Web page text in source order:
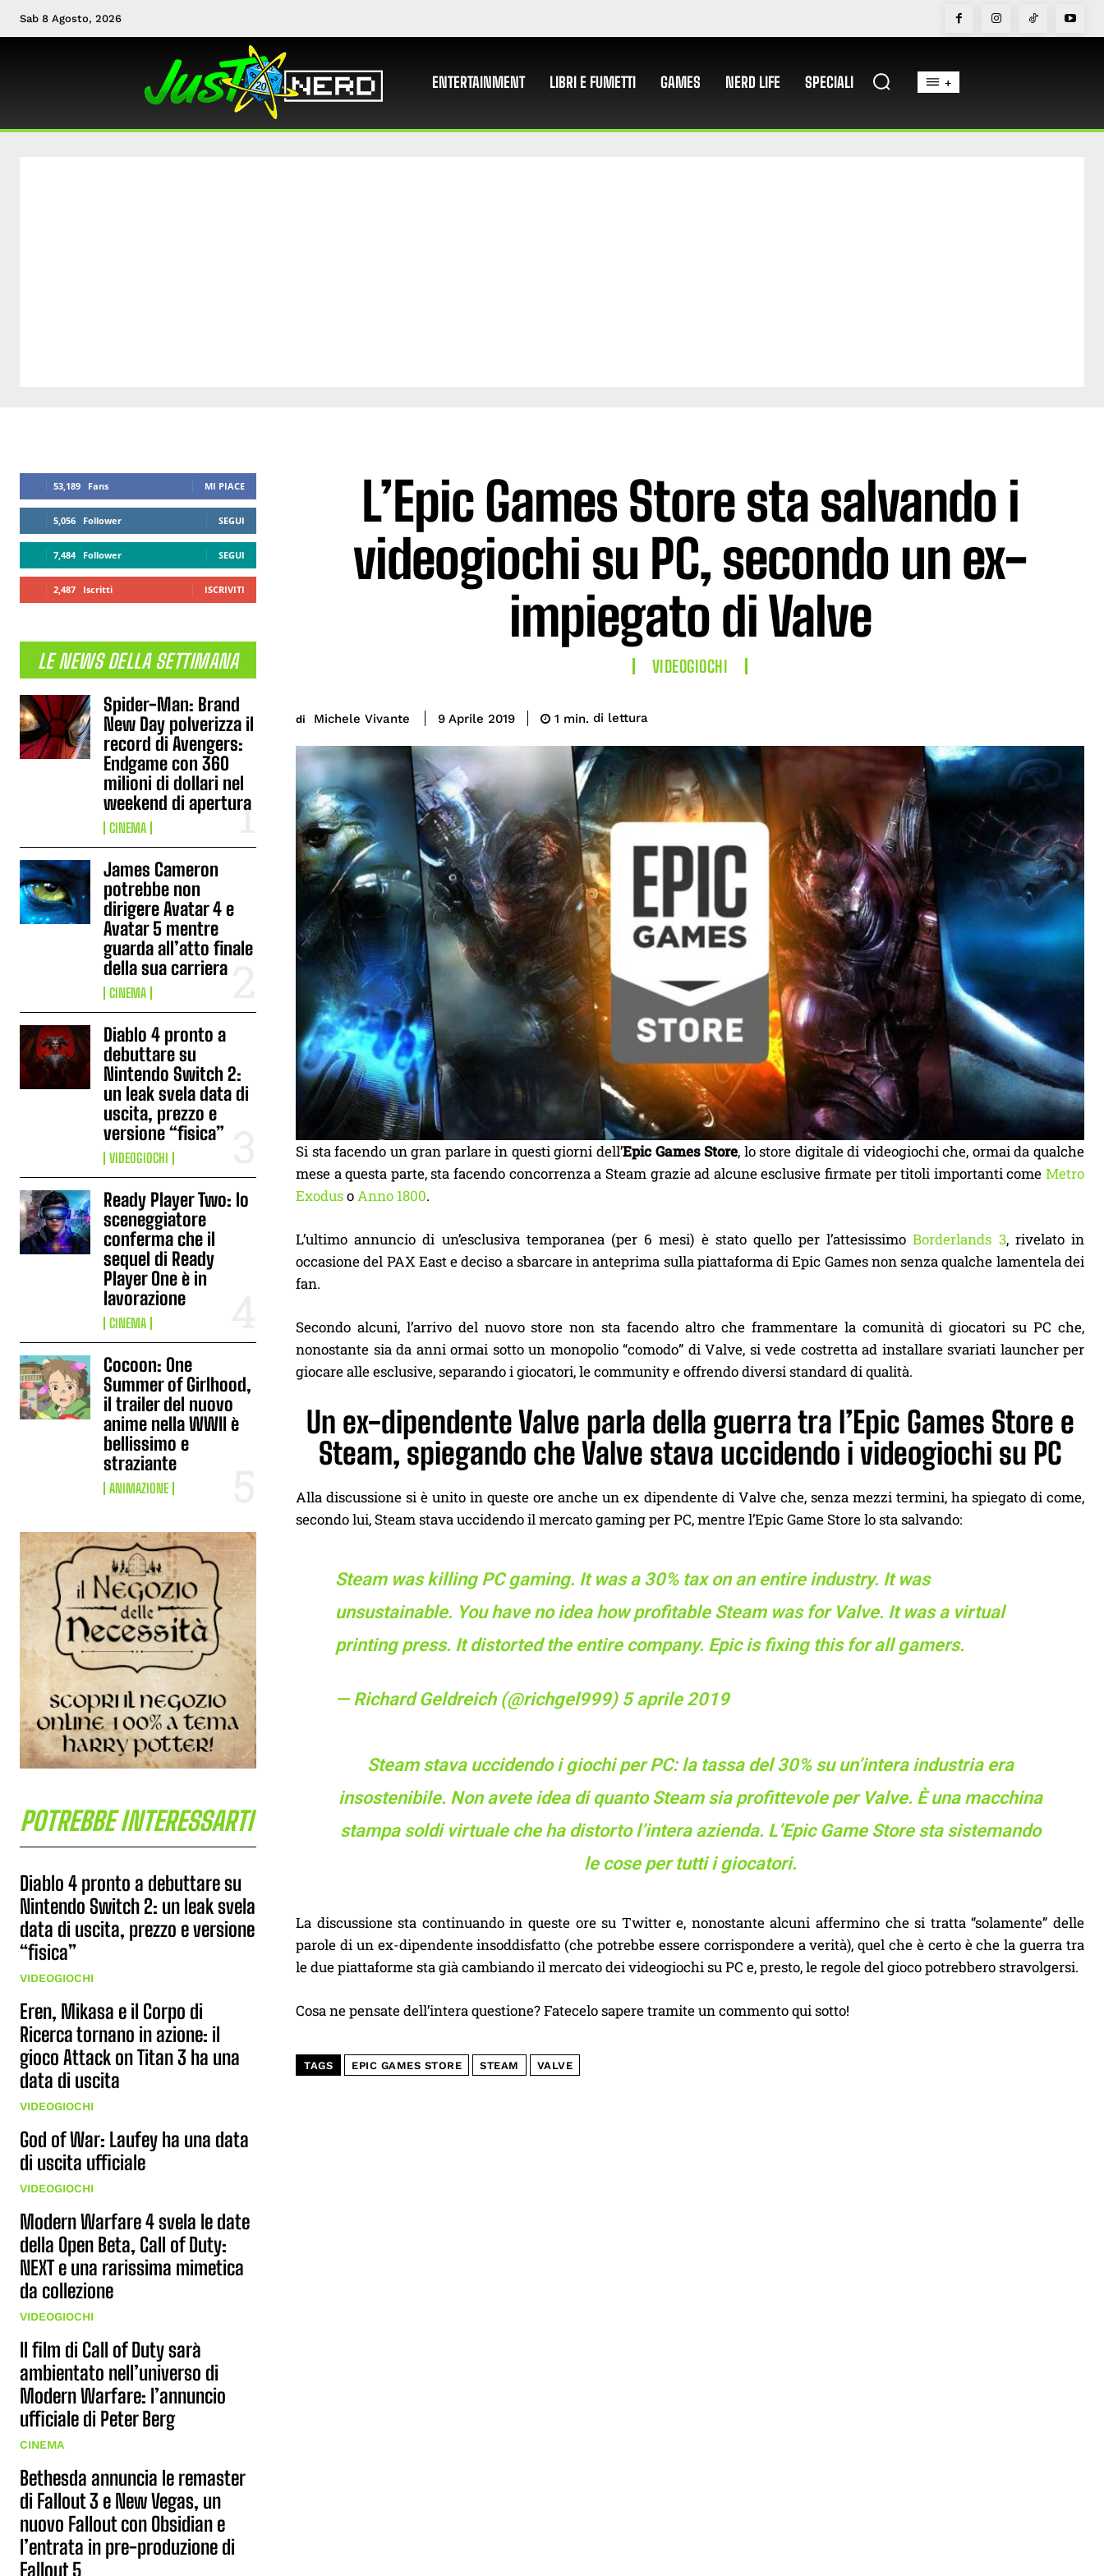
Sab 8 Agosto, 2026
ENTERTAINMENT LIBRI E FUMETTI GAMES NERD LIFE SPECIALI +
53,189 Fans MI PIACE
5,056 Follower SEGUI
7,484 Follower SEGUI
2,487 Iscritti ISCRIVITI
LE NEWS DELLA SETTIMANA
Spider-Man: Brand
New Day polverizza il
record di Avengers:
Endgame con 360
milioni di dollari nel
weekend di apertura
CINEMA
James Cameron
potrebbe non
dirigere Avatar 4 e
Avatar 5 mentre
guarda all’atto finale
della sua carriera
CINEMA
Diablo 4 pronto a
debuttare su
Nintendo Switch 2:
un leak svela data di
uscita, prezzo e
versione “fisica”
VIDEOGIOCHI
Ready Player Two: lo
sceneggiatore
conferma che il
sequel di Ready
Player One è in
lavorazione
CINEMA
Cocoon: One
Summer of Girlhood,
il trailer del nuovo
anime nella WWII è
bellissimo e
straziante
ANIMAZIONE
POTREBBE INTERESSARTI
Diablo 4 pronto a debuttare su
Nintendo Switch 2: un leak svela
data di uscita, prezzo e versione
“fisica”
VIDEOGIOCHI
Eren, Mikasa e il Corpo di
Ricerca tornano in azione: il
gioco Attack on Titan 3 ha una
data di uscita
VIDEOGIOCHI
God of War: Laufey ha una data
di uscita ufficiale
VIDEOGIOCHI
Modern Warfare 4 svela le date
della Open Beta, Call of Duty:
NEXT e una rarissima mimetica
da collezione
VIDEOGIOCHI
Il film di Call of Duty sarà
ambientato nell’universo di
Modern Warfare: l’annuncio
ufficiale di Peter Berg
CINEMA
Bethesda annuncia le remaster
di Fallout 3 e New Vegas, un
nuovo Fallout con Obsidian e
l’entrata in pre-produzione di
Fallout 5
L’Epic Games Store sta salvando i
videogiochi su PC, secondo un ex-
impiegato di Valve
VIDEOGIOCHI
di Michele Vivante 9 Aprile 2019 1 min. di lettura
Si sta facendo un gran parlare in questi giorni dell’Epic Games Store, lo store digitale di videogiochi che, ormai da qualche
mese a questa parte, sta facendo concorrenza a Steam grazie ad alcune esclusive firmate per titoli importanti come Metro
ExodusoAnno 1800.
L’ultimo annuncio di un’esclusiva temporanea (per 6 mesi) è stato quello per l’attesissimoBorderlands 3, rivelato in
occasione del PAX East e deciso a sbarcare in anteprima sulla piattaforma di Epic Games non senza qualche lamentela dei
fan.
Secondo alcuni, l’arrivo del nuovo store non sta facendo altro che frammentare la comunità di giocatori su PC che,
nonostante sia da anni ormai sotto un monopolio “comodo” di Valve, si vede costretta ad installare svariati launcher per
giocare alle esclusive, separando i giocatori, le community e offrendo diversi standard di qualità.
Un ex-dipendente Valve parla della guerra tra l’Epic Games Store e
Steam, spiegando che Valve stava uccidendo i videogiochi su PC
Alla discussione si è unito in queste ore anche un ex dipendente di Valve che, senza mezzi termini, ha spiegato di come,
secondo lui, Steam stava uccidendo il mercato gaming per PC, mentre l’Epic Game Store lo sta salvando:
Steam was killing PC gaming. It was a 30% tax on an entire industry. It was
unsustainable. You have no idea how profitable Steam was for Valve. It was a virtual
printing press. It distorted the entire company. Epic is fixing this for all gamers.
— Richard Geldreich (@richgel999) 5 aprile 2019
Steam stava uccidendo i giochi per PC: la tassa del 30% su un’intera industria era
insostenibile. Non avete idea di quanto Steam sia profittevole per Valve. È una macchina
stampa soldi virtuale che ha distorto l’intera azienda. L’Epic Game Store sta sistemando
le cose per tutti i giocatori.
La discussione sta continuando in queste ore su Twitter e, nonostante alcuni affermino che si tratta “solamente” delle
parole di un ex-dipendente insoddisfatto (che potrebbe essere corrispondere a verità), quel che è certo è che la guerra tra
le due piattaforme sta già cambiando il mercato dei videogiochi su PC e, presto, le regole del gioco potrebbero stravolgersi.
Cosa ne pensate dell’intera questione? Fatecelo sapere tramite un commento qui sotto!
TAGS EPIC GAMES STORE STEAM VALVE